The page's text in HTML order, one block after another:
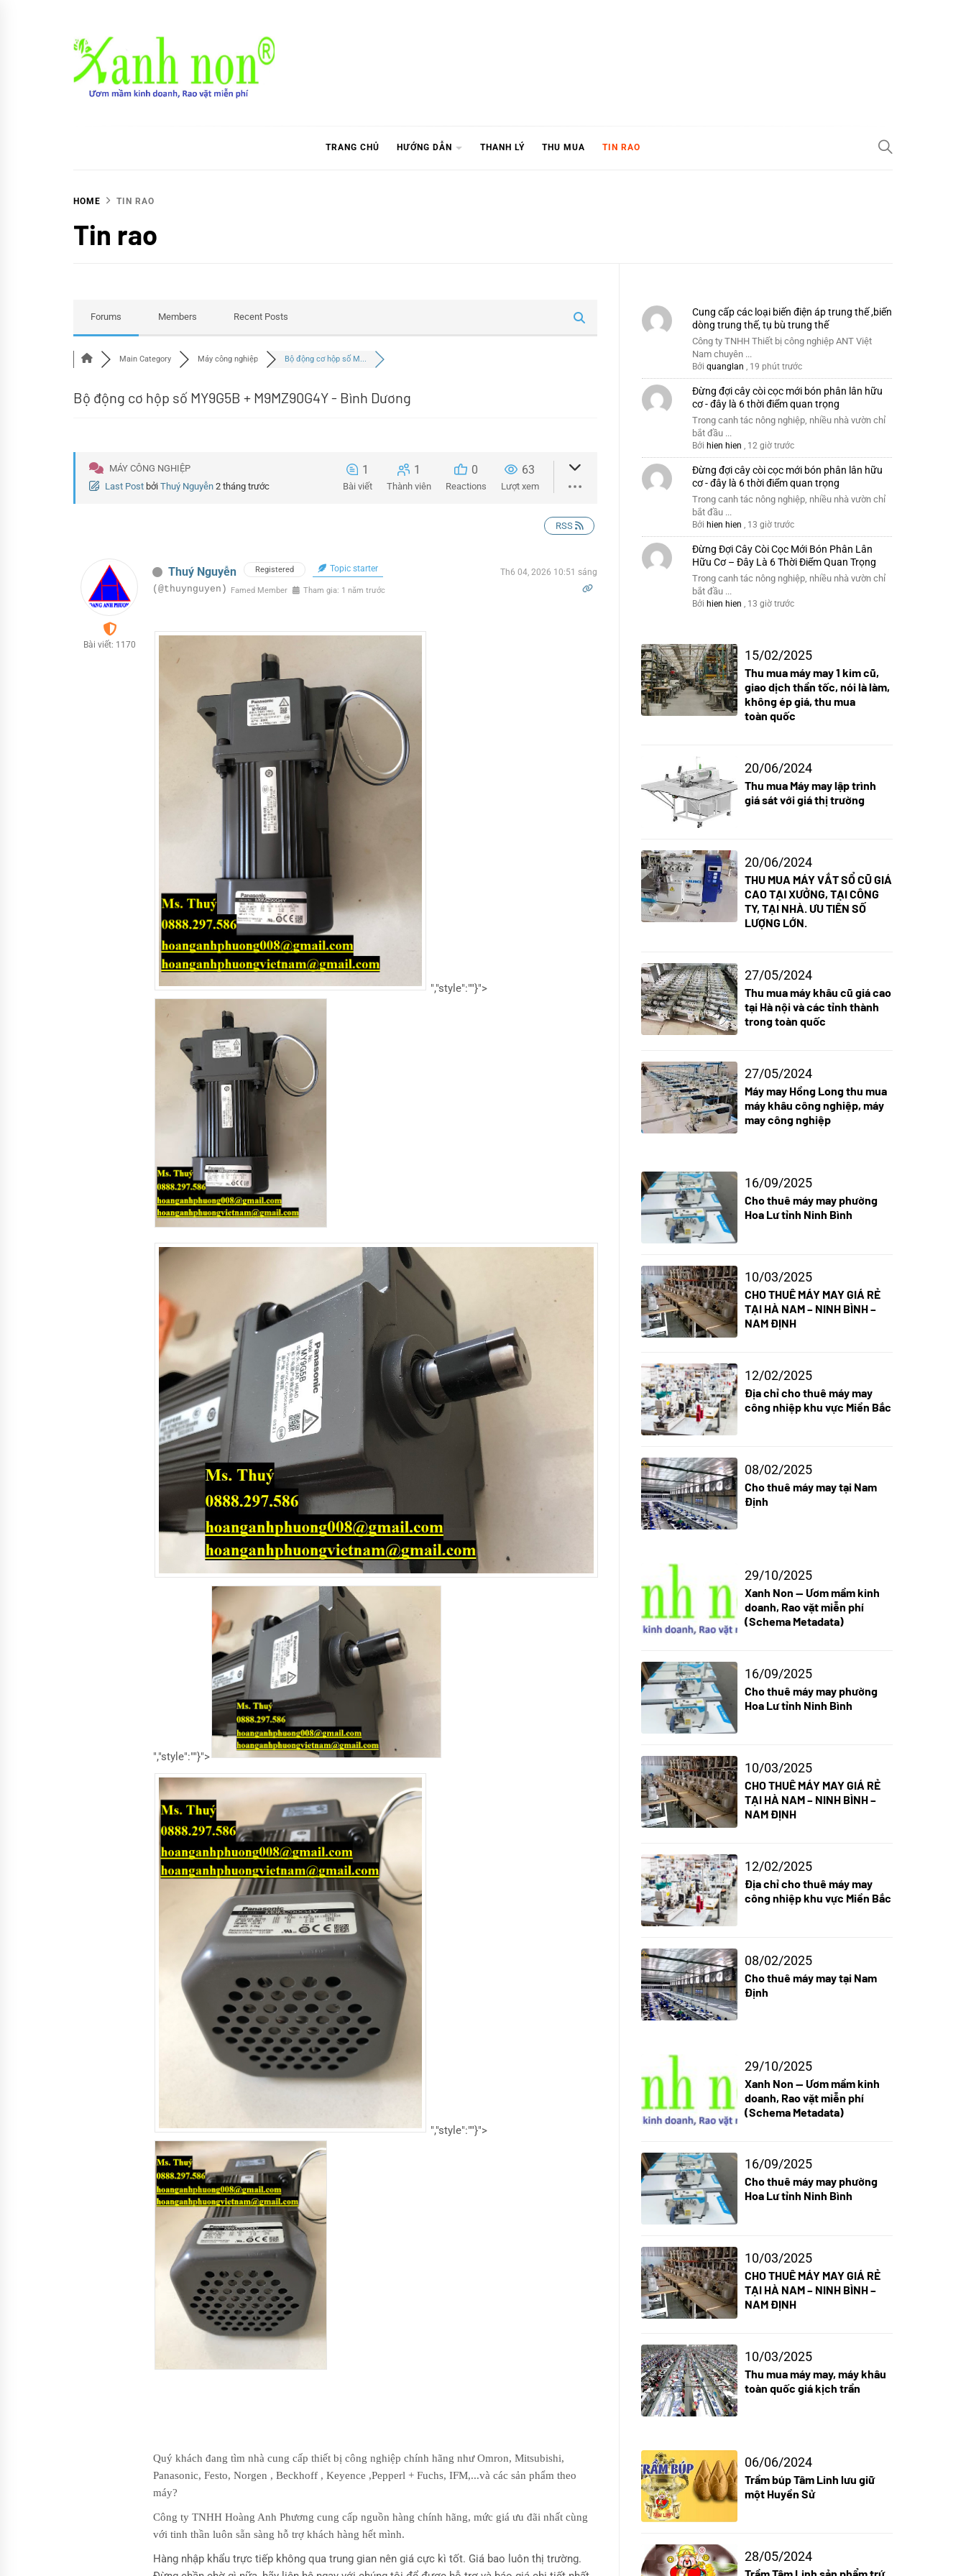
TRANG CHỦ HƯỚNG DẪN THANH LÝ THU MUA TIN RAO
HOME TIN RAO
Tin rao
Forums Members Recent Posts
Main Category Máy công nghiệp Bộ động cơ hộp số M...
Bộ động cơ hộp số MY9G5B + M9MZ90G4Y - Bình Dương
MÁY CÔNG NGHIỆP
Last Post bởi Thuý Nguyễn 2 tháng trước
1
Bài viết
1
Thành viên
0
Reactions
63
Lượt xem
RSS
Bài viết: 1170
Thuý Nguyễn Registered Topic starter Th6 04, 2026 10:51 sáng
(@thuynguyen) Famed Member Tham gia: 1 năm trước
","style":""}">
","style":""}">
","style":""}">
Quý khách đang tìm nhà cung cấp thiết bị công nghiệp chính hãng như Omron, Mitsubishi,
Panasonic, Festo, Norgen , Beckhoff , Keyence ,Pepperl + Fuchs, IFM,...và các sản phẩm theo
máy?
Công ty TNHH Hoàng Anh Phương cung cấp nguồn hàng chính hãng, mức giá ưu đãi nhất cùng
với tinh thần luôn sẵn sàng hỗ trợ khách hàng hết mình.
Hàng nhập khẩu trực tiếp không qua trung gian nên giá cực kì tốt. Giá bao luôn thị trường.
Cung cấp các loại biến điện áp trung thế ,biến
dòng trung thế, tụ bù trung thế
Công ty TNHH Thiết bị công nghiệp ANT Việt
Nam chuyên ...
Bởi quanglan 19 phút trước
Đừng đợi cây còi cọc mới bón phân lân hữu
cơ - đây là 6 thời điểm quan trọng
Trong canh tác nông nghiệp, nhiều nhà vườn chỉ
bắt đầu ...
Bởi hien hien 12 giờ trước
Đừng đợi cây còi cọc mới bón phân lân hữu
cơ - đây là 6 thời điểm quan trọng
Trong canh tác nông nghiệp, nhiều nhà vườn chỉ
bắt đầu ...
Bởi hien hien 13 giờ trước
Đừng Đợi Cây Còi Cọc Mới Bón Phân Lân
Hữu Cơ – Đây Là 6 Thời Điểm Quan Trọng
Trong canh tác nông nghiệp, nhiều nhà vườn chỉ
bắt đầu ...
Bởi hien hien 13 giờ trước
15/02/2025
Thu mua máy may 1 kim cũ,
giao dịch thần tốc, nói là làm,
không ép giá, thu mua
toàn quốc
20/06/2024
Thu mua Máy may lập trình
giá sát với giá thị trường
20/06/2024
THU MUA MÁY VẮT SỔ CŨ GIÁ
CAO TẠI XƯỞNG, TẠI CÔNG
TY, TẠI NHÀ. ƯU TIÊN SỐ
LƯỢNG LỚN.
27/05/2024
Thu mua máy khâu cũ giá cao
tại Hà nội và các tỉnh thành
trong toàn quốc
27/05/2024
Máy may Hồng Long thu mua
máy khâu công nghiệp, máy
may công nghiệp
16/09/2025
Cho thuê máy may phường
Hoa Lư tỉnh Ninh Bình
10/03/2025
CHO THUÊ MÁY MAY GIÁ RẺ
TẠI HÀ NAM – NINH BÌNH –
NAM ĐỊNH
12/02/2025
Địa chỉ cho thuê máy may
công nhiệp khu vực Miền Bắc
08/02/2025
Cho thuê máy may tại Nam
Định
29/10/2025
Xanh Non — Ươm mầm kinh
doanh, Rao vặt miễn phí
(Schema Metadata)
16/09/2025
Cho thuê máy may phường
Hoa Lư tỉnh Ninh Bình
10/03/2025
CHO THUÊ MÁY MAY GIÁ RẺ
TẠI HÀ NAM – NINH BÌNH –
NAM ĐỊNH
12/02/2025
Địa chỉ cho thuê máy may
công nhiệp khu vực Miền Bắc
08/02/2025
Cho thuê máy may tại Nam
Định
29/10/2025
Xanh Non — Ươm mầm kinh
doanh, Rao vặt miễn phí
(Schema Metadata)
16/09/2025
Cho thuê máy may phường
Hoa Lư tỉnh Ninh Bình
10/03/2025
CHO THUÊ MÁY MAY GIÁ RẺ
TẠI HÀ NAM – NINH BÌNH –
NAM ĐỊNH
10/03/2025
Thu mua máy may, máy khâu
toàn quốc giá kịch trần
06/06/2024
Trầm búp Tâm Linh lưu giữ
một Huyền Sử
28/05/2024